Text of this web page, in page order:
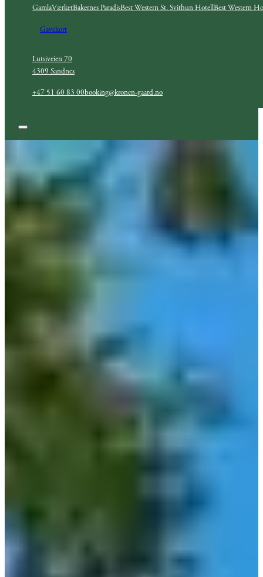
GamlaVærketBakernes ParadisBest Western St. Svithun HotellBest Western
Gavekort
Lutsiveien 70
4309 Sandnes
+47 51 60 83 00booking@kronen-gaard.no